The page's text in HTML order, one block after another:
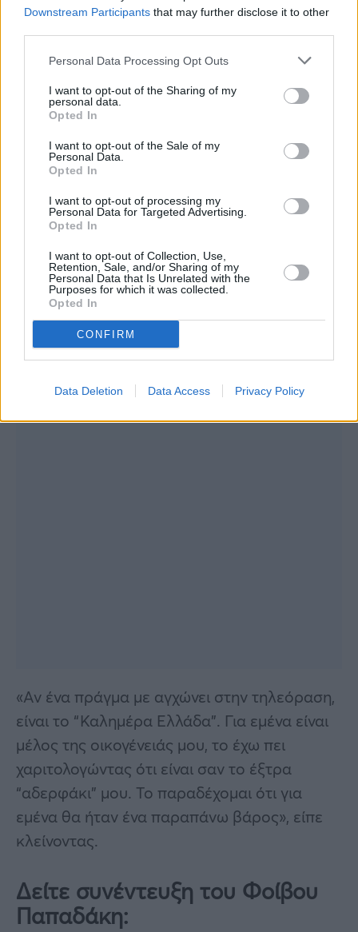
Downstream Participants that may further disclose it to other
Personal Data Processing Opt Outs
I want to opt-out of the Sharing of my
personal data.
Opted In
I want to opt-out of the Sale of my
Personal Data.
Opted In
I want to opt-out of processing my
Personal Data for Targeted Advertising.
Opted In
I want to opt-out of Collection, Use,
Retention, Sale, and/or Sharing of my
Personal Data that Is Unrelated with the
Purposes for which it was collected.
Opted In
CONFIRM
Data Deletion Data Access Privacy Policy
«Αν ένα πράγμα με αγχώνει στην τηλεόραση,
είναι το “Καλημέρα Ελλάδα”. Για εμένα είναι
μέλος της οικογένειάς μου, το έχω πει
χαριτολογώντας ότι είναι σαν το έξτρα
“αδερφάκι” μου. Το παραδέχομαι ότι για
εμένα θα ήταν ένα παραπάνω βάρος», είπε
κλείνοντας.
Δείτε συνέντευξη του Φοίβου
Παπαδάκη: